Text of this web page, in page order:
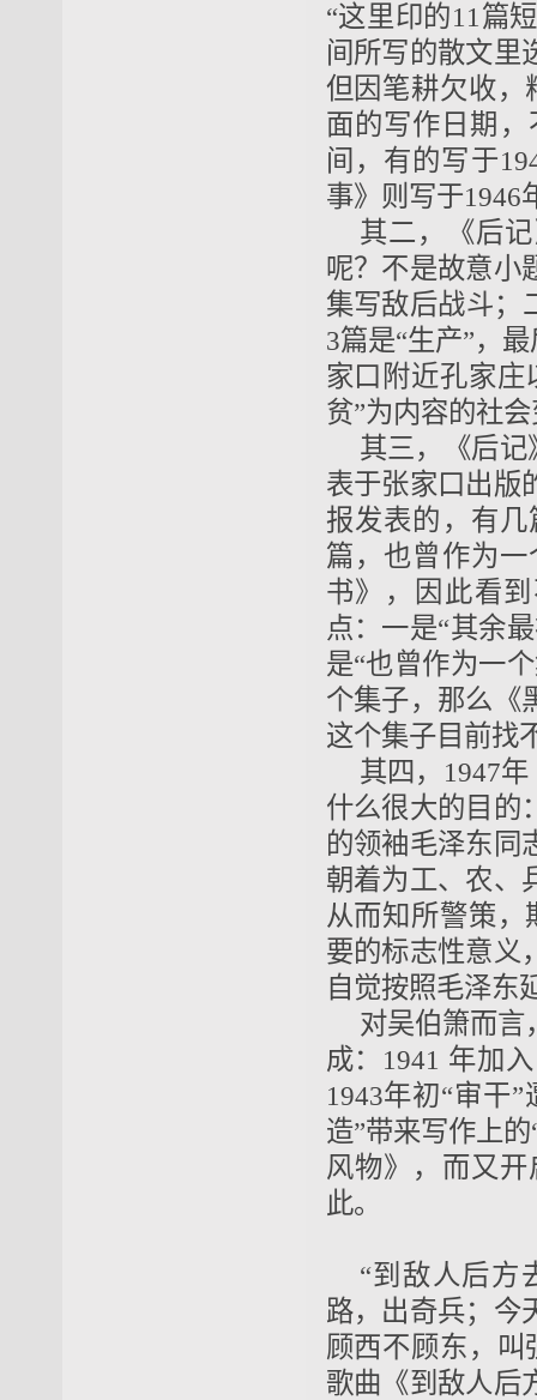
“这里印的11篇
间所写的散文里
但因笔耕欠收，
面的写作日期，
间，有的写于
事》则写于1946
其二，《后
呢？不是故意小
集写敌后战斗；
3篇是“生产”，
家口附近孔家庄
贫”为内容的社
其三，《后
表于张家口出版
报发表的，有
篇，也曾作为
书》，因此看
点：一是“其余
是“也曾作为一
个集子，那么《
这个集子目前找
其四，1947
什么很大的目的
的领袖毛泽东同
朝着为工、农、
从而知所警策，
要的标志性意义
自觉按照毛泽东
对吴伯箫而言
成：1941 年加
1943年初“审干
造”带来写作上
风物》，而又
此。
“到敌人后方
路，出奇兵；今
顾西不顾东，叫
歌曲《到敌人后